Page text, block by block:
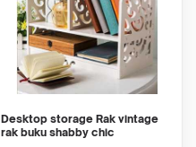
Desktop storage Rak vintage
rak buku shabby chic